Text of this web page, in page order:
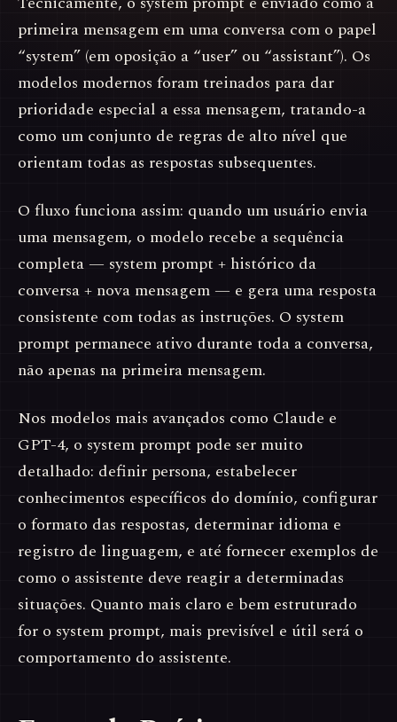
primeira mensagem em uma conversa com o papel
“system” (em oposição a “user” ou “assistant”). Os
modelos modernos foram treinados para dar
prioridade especial a essa mensagem, tratando-a
como um conjunto de regras de alto nível que
orientam todas as respostas subsequentes.
O fluxo funciona assim: quando um usuário envia
uma mensagem, o modelo recebe a sequência
completa — system prompt + histórico da
conversa + nova mensagem — e gera uma resposta
consistente com todas as instruções. O system
prompt permanece ativo durante toda a conversa,
não apenas na primeira mensagem.
Nos modelos mais avançados como Claude e
GPT-4, o system prompt pode ser muito
detalhado: definir persona, estabelecer
conhecimentos específicos do domínio, configurar
o formato das respostas, determinar idioma e
registro de linguagem, e até fornecer exemplos de
como o assistente deve reagir a determinadas
situações. Quanto mais claro e bem estruturado
for o system prompt, mais previsível e útil será o
comportamento do assistente.